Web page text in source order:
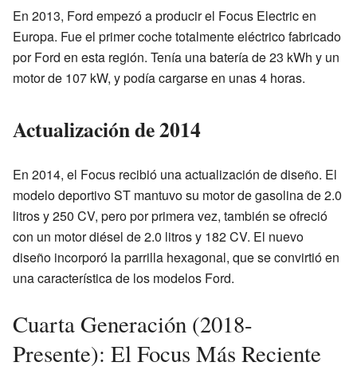
En 2013, Ford empezó a producir el Focus Electric en
Europa. Fue el primer coche totalmente eléctrico fabricado
por Ford en esta región. Tenía una batería de 23 kWh y un
motor de 107 kW, y podía cargarse en unas 4 horas.
Actualización de 2014
En 2014, el Focus recibió una actualización de diseño. El
modelo deportivo ST mantuvo su motor de gasolina de 2.0
litros y 250 CV, pero por primera vez, también se ofreció
con un motor diésel de 2.0 litros y 182 CV. El nuevo
diseño incorporó la parrilla hexagonal, que se convirtió en
una característica de los modelos Ford.
Cuarta Generación (2018-
Presente): El Focus Más Reciente